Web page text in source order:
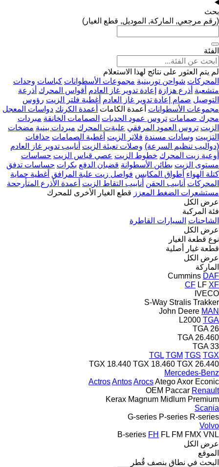
بحث
(رقم مرجعي, الماركة, الموديل, قطع الغيار)
الفئة
لم يتم العثور على نتائج لهذا الاستعلام
المحركات شواحن توربينية مجموعات الأسطوانات كباسات وحدات
متشعبة أذرع هزازة إعادة تدوير غاز العادم أقواس المحرك أذرعة
التوصيل صمام إعادة تدوير غاز العادم أغطية فلتر الزيت رؤوس
مجموعات الأسطوانات
أعمدة الكامات أعمدة الكرنك دواسات المعجل
محرك صمامات تروس عمود الحدبات الصمامات الخانقة مبردات
الزيت تروس العمود المرفقي علبةت المحرك مبردات بينية مضخات
التزييت وسادات مسندة فلاتر الزيت أغطية الصمامات حذافات
(دواليب تنظيم السرعة) وصلات تعبئة الزيت أنابيب تدوير غاز العادم
أوعية زيت المحرك خطوط الزيت عصي قياس الزيت حساسات
مستوى الزيت بطائن الأسطوانة قضبان الدفع بكرات حساسات تدفق
كتلة الهواء أطواق المكابس فواصل زيت علبة المرافق أغطية حماية
المحركات أنابيب الحقن أنابيب التقاط الزيت
أعمدة الأذرع المتأرجحة
مستشعرات الضغط المعزز قطع الغيار الأخرى للمحرك
عرض الكل
فئة المركبة
الشاحنات السيارات القاطرة
عرض الكل
نوع قطعة الغيار
قطعة غيار أصلية
عرض الكل
الماركة
Cummins DAF
CF LF XF
IVECO
S-Way Stralis Trakker
John Deere MAN
L2000 TGA
TGA 26
TGA 26.460
TGA 33
TGL TGM TGS TGX
TGX 18.440 TGX 18.460 TGX 26.440
Mercedes-Benz
ActrosAntosArocsAtegoAxor Econic
OEM Paccar Renault
Kerax Magnum Midlum Premium
Scania
G-series P-series R-series
Volvo
B-series FH FL FM FMX VNL
عرض الكل
الموقع
البحث في نطاق بنصف قُطر